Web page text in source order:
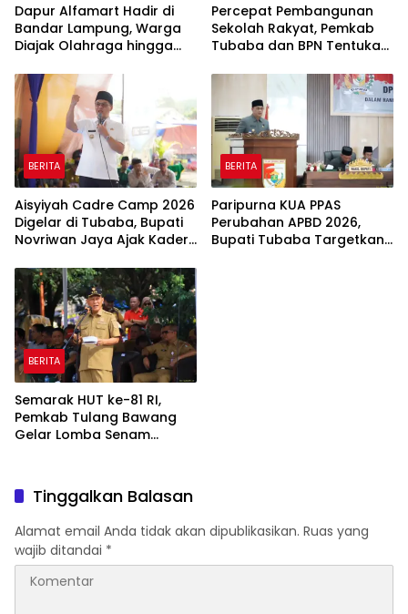
Dapur Alfamart Hadir di
Bandar Lampung, Warga
Diajak Olahraga hingga
Percepat Pembangunan
Sekolah Rakyat, Pemkab
Tubaba dan BPN Tentukan
BERITA
Aisyiyah Cadre Camp 2026
Digelar di Tubaba, Bupati
Novriwan Jaya Ajak Kader
Pembangunan
BERITA
Paripurna KUA PPAS
Perubahan APBD 2026,
Bupati Tubaba Targetkan
BERITA
Semarak HUT ke-81 RI,
Pemkab Tulang Bawang
Gelar Lomba Senam
Tinggalkan Balasan
Alamat email Anda tidak akan dipublikasikan. Ruas yang
wajib ditandai *